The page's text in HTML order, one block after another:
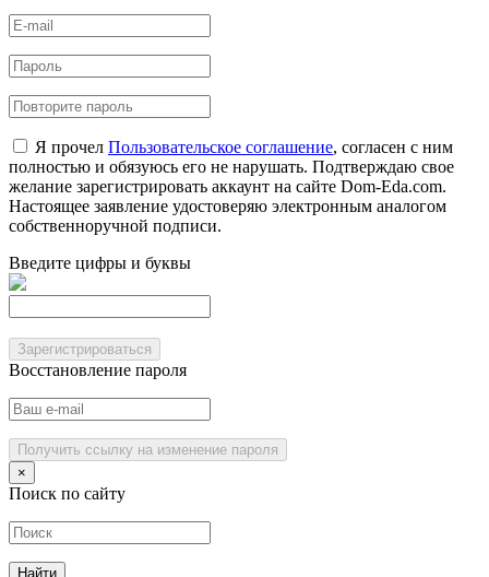
Я прочел Пользовательское соглашение, согласен с ним
полностью и обязуюсь его не нарушать. Подтверждаю свое
желание зарегистрировать аккаунт на сайте Dom-Eda.com.
Настоящее заявление удостоверяю электронным аналогом
собственноручной подписи.
Введите цифры и буквы
Зарегистрироваться
Восстановление пароля
Получить ссылку на изменение пароля
×
Поиск по сайту